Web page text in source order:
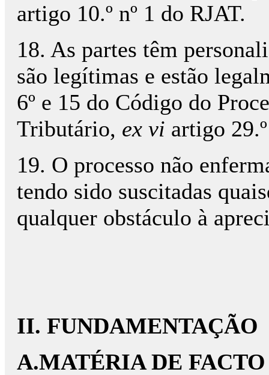
artigo 10.º nº 1 do RJAT.
18. As partes têm
são legítimas e estão
6º e 15 do Código do
Tributário, ex vi artigo
19. O processo não
tendo sido suscitadas
qualquer obstáculo à
II. FUNDAMENTAÇÃO
A.MATÉRIA DE FACTO